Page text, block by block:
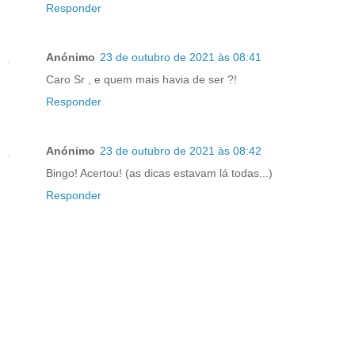
Responder
Anónimo 23 de outubro de 2021 às 08:41
Caro Sr , e quem mais havia de ser ?!
Responder
Anónimo 23 de outubro de 2021 às 08:42
Bingo! Acertou! (as dicas estavam lá todas...)
Responder